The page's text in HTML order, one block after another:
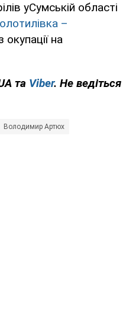
уСумській області
–
на
та Viber. Не ведіться
Володимир Артюх